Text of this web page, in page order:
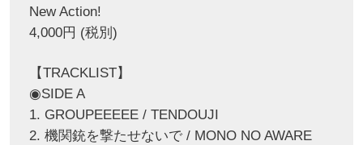
New Action!
4,000円 (税別)
【TRACKLIST】
◉SIDE A
1. GROUPEEEEE / TENDOUJI
2. 機関銃を撃たせないで / MONO NO AWARE